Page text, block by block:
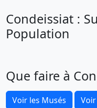
Condeissiat :
Population
Que faire à
Voir les Musés